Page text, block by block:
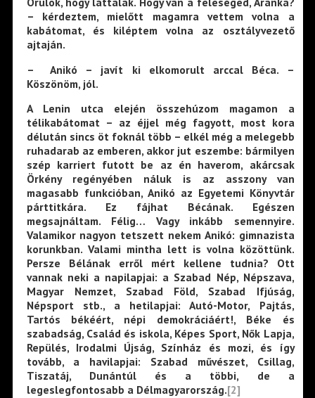
– kérdeztem, mielőtt magamra vettem volna a
kabátomat, és kiléptem volna az osztályvezető
ajtaján.
– Anikó – javít ki elkomorult arccal Béca. –
Köszönöm, jól.
A Lenin utca elején összehúzom magamon a
télikabátomat – az éjjel még fagyott, most kora
délután sincs öt foknál több – elkél még a melegebb
ruhadarab az emberen, akkor jut eszembe: bármilyen
szép karriert futott be az én haverom, akárcsak
Örkény regényében náluk is az asszony van
magasabb funkcióban, Anikó az Egyetemi Könyvtár
párttitkára. Ez fájhat Bécának. Egészen
megsajnáltam. Félig… Vagy inkább semennyire.
Valamikor nagyon tetszett nekem Anikó: gimnazista
korunkban. Valami mintha lett is volna közöttünk.
Persze Bélának erről mért kellene tudnia? Ott
vannak neki a napilapjai: a Szabad Nép, Népszava,
Magyar Nemzet, Szabad Föld, Szabad Ifjúság,
Népsport stb., a hetilapjai: Autó-Motor, Pajtás,
Tartós békéért, népi demokráciáért!, Béke és
szabadság, Család és iskola, Képes Sport, Nők Lapja,
Repülés, Irodalmi Újság, Színház és mozi, és így
tovább, a havilapjai: Szabad művészet, Csillag,
Tiszatáj, Dunántúl és a többi, de a
legeslegfontosabb a Délmagyarország.[2]